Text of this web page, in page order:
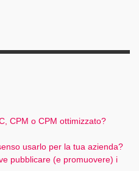
CPM o CPM ottimizzato?
usarlo per la tua azienda?
pubblicare (e promuovere) i